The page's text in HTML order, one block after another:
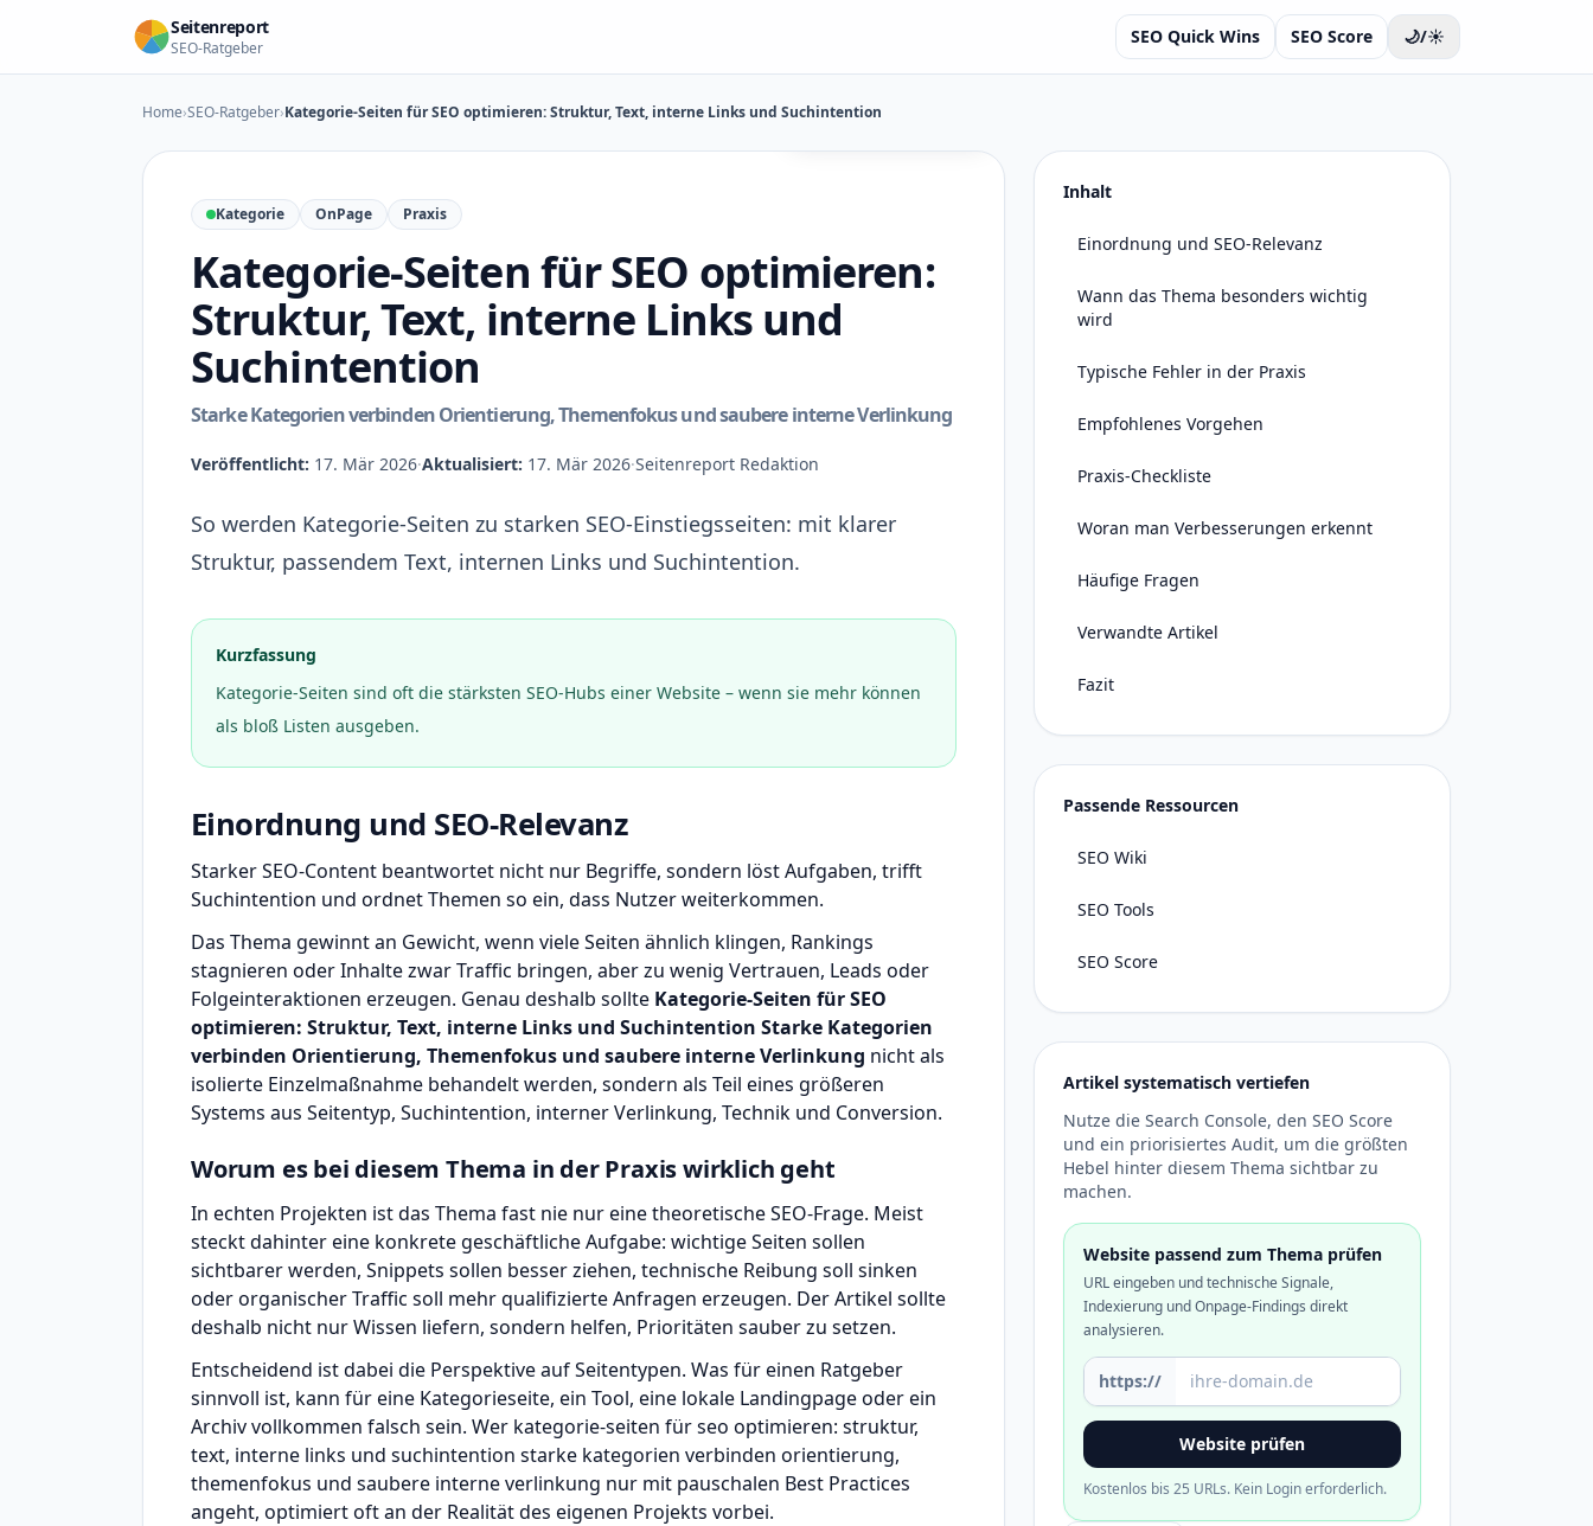
Zum Inhalt springen
Seitenreport
SEO-Ratgeber
SEO Quick Wins SEO Score 🌙/☀️
Home›SEO-Ratgeber›Kategorie-Seiten für SEO optimieren: Struktur, Text, interne Links und SuchintentionKI-generierte Illustration
Kategorie OnPage Praxis
Kategorie-Seiten für SEO optimieren:
Struktur, Text, interne Links und
Suchintention
Starke Kategorien verbinden Orientierung, Themenfokus und saubere interne Verlinkung
Veröffentlicht: 17. Mär 2026·Aktualisiert: 17. Mär 2026·Seitenreport Redaktion
So werden Kategorie-Seiten zu starken SEO-Einstiegsseiten: mit klarer
Struktur, passendem Text, internen Links und Suchintention.
Kurzfassung
Kategorie-Seiten sind oft die stärksten SEO-Hubs einer Website – wenn sie mehr können
als bloß Listen ausgeben.
Einordnung und SEO-Relevanz
Starker SEO-Content beantwortet nicht nur Begriffe, sondern löst Aufgaben, trifft
Suchintention und ordnet Themen so ein, dass Nutzer weiterkommen.
Das Thema gewinnt an Gewicht, wenn viele Seiten ähnlich klingen, Rankings
stagnieren oder Inhalte zwar Traffic bringen, aber zu wenig Vertrauen, Leads oder
Folgeinteraktionen erzeugen. Genau deshalb sollte Kategorie-Seiten für SEO
optimieren: Struktur, Text, interne Links und Suchintention Starke Kategorien
verbinden Orientierung, Themenfokus und saubere interne Verlinkung nicht als
isolierte Einzelmaßnahme behandelt werden, sondern als Teil eines größeren
Systems aus Seitentyp, Suchintention, interner Verlinkung, Technik und Conversion.
Worum es bei diesem Thema in der Praxis wirklich geht
In echten Projekten ist das Thema fast nie nur eine theoretische SEO-Frage. Meist
steckt dahinter eine konkrete geschäftliche Aufgabe: wichtige Seiten sollen
sichtbarer werden, Snippets sollen besser ziehen, technische Reibung soll sinken
oder organischer Traffic soll mehr qualifizierte Anfragen erzeugen. Der Artikel sollte
deshalb nicht nur Wissen liefern, sondern helfen, Prioritäten sauber zu setzen.
Entscheidend ist dabei die Perspektive auf Seitentypen. Was für einen Ratgeber
sinnvoll ist, kann für eine Kategorieseite, ein Tool, eine lokale Landingpage oder ein
Archiv vollkommen falsch sein. Wer kategorie-seiten für seo optimieren: struktur,
text, interne links und suchintention starke kategorien verbinden orientierung,
themenfokus und saubere interne verlinkung nur mit pauschalen Best Practices
angeht, optimiert oft an der Realität des eigenen Projekts vorbei.
Inhalt
Einordnung und SEO-Relevanz
Wann das Thema besonders wichtig
wird
Typische Fehler in der Praxis
Empfohlenes Vorgehen
Praxis-Checkliste
Woran man Verbesserungen erkennt
Häufige Fragen
Verwandte Artikel
Fazit
Passende Ressourcen
SEO Wiki
SEO Tools
SEO Score
Artikel systematisch vertiefen
Nutze die Search Console, den SEO Score
und ein priorisiertes Audit, um die größten
Hebel hinter diesem Thema sichtbar zu
machen.
Website passend zum Thema prüfen
URL eingeben und technische Signale,
Indexierung und Onpage-Findings direkt
analysieren.
Domain oder URL
https://
Website prüfen
Kostenlos bis 25 URLs. Kein Login erforderlich.